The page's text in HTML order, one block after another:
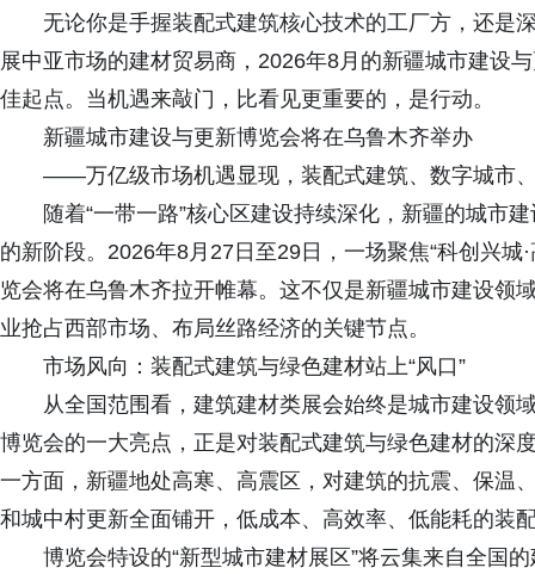
无论你是手握装配式建筑核心技术的工厂方，还是
展中亚市场的建材贸易商，2026年8月的新疆城市建设
佳起点。当机遇来敲门，比看见更重要的，是行动。
新疆城市建设与更新博览会将在乌鲁木齐举办
——万亿级市场机遇显现，装配式建筑、数字城市、
随着“一带一路”核心区建设持续深化，新疆的城市建
的新阶段。2026年8月27日至29日，一场聚焦“科创兴
览会将在乌鲁木齐拉开帷幕。这不仅是新疆城市建设领
业抢占西部市场、布局丝路经济的关键节点。
市场风向：装配式建筑与绿色建材站上“风口”
从全国范围看，建筑建材类展会始终是城市建设领
博览会的一大亮点，正是对装配式建筑与绿色建材的深
一方面，新疆地处高寒、高震区，对建筑的抗震、保温
和城中村更新全面铺开，低成本、高效率、低能耗的装
博览会特设的“新型城市建材展区”将云集来自全国